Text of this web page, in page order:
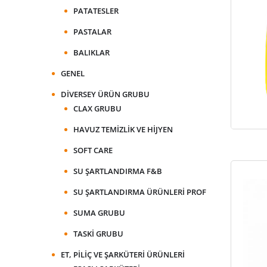
PATATESLER
PASTALAR
BALIKLAR
GENEL
DIVERSEY ÜRÜN GRUBU
CLAX GRUBU
HAVUZ TEMIZLIK VE HIJYEN
SOFT CARE
SU ŞARTLANDIRMA F&B
SU ŞARTLANDIRMA ÜRÜNLERI PROF
SUMA GRUBU
TASKI GRUBU
ET, PILIÇ VE ŞARKÜTERI ÜRÜNLERI